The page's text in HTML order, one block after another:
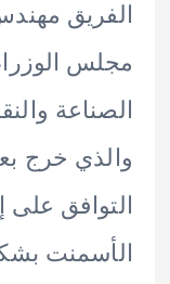
مهندس /
الوزراء
والنقل،
خرج بعدة
على إلغاء
بشكل